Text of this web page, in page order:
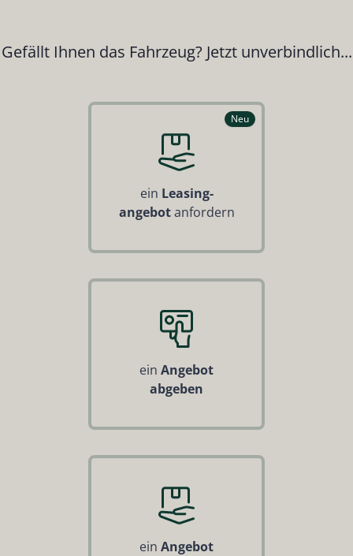
Gefällt Ihnen das Fahrzeug? Jetzt unverbindlich...
ein Leasing-
angebotanfordern
Neu
ein Angebot
abgeben
ein Angebot